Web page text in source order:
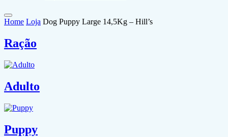
Home Loja Dog Puppy Large 14,5Kg – Hill’s
Ração
Adulto
Puppy